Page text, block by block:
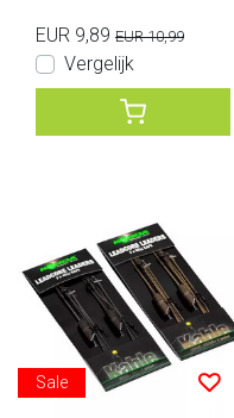
EUR 9,89 EUR 10,99
Vergelijk
Sale